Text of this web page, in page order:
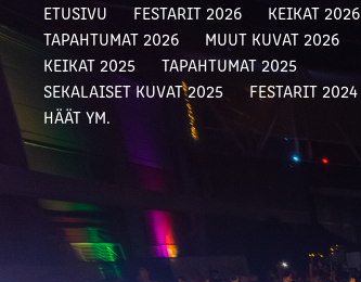
ETUSIVU FESTARIT 2026
KEIKAT 2026
TAPAHTUMAT 2026
MUUT KUVAT 2026
KEIKAT 2025
TAPAHTUMAT 2025
SEKALAISET KUVAT 2025
FESTARIT 2024
HÄÄT YM.